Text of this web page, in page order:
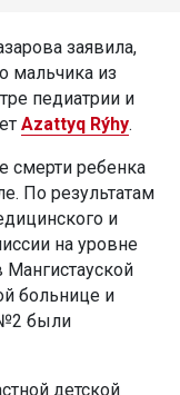
заявила,
мальчика из
педиатрии и
Azattyq Rýhy.
смерти ребенка
По результатам
и
на уровне
больнице и
№2 были
детской